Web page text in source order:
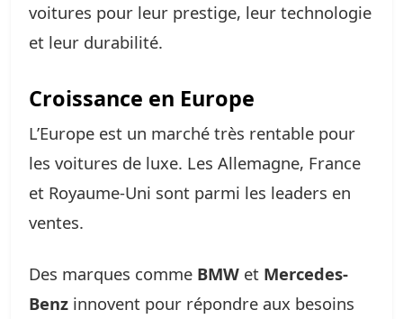
voitures pour leur prestige, leur technologie
et leur durabilité.
Croissance en Europe
L’Europe est un marché très rentable pour
les voitures de luxe. Les Allemagne, France
et Royaume-Uni sont parmi les leaders en
ventes.
Des marques comme BMW et Mercedes-
Benz innovent pour répondre aux besoins